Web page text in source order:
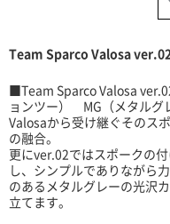
Team Sparco Valosa
■Team Sparco Valosa
ョンツー） MG（メタルグ
Valosaから受け継ぐそのス
の融合。
更にver.02ではスポークの
し、シンプルでありながら
のあるメタルグレーの光沢
立てます。